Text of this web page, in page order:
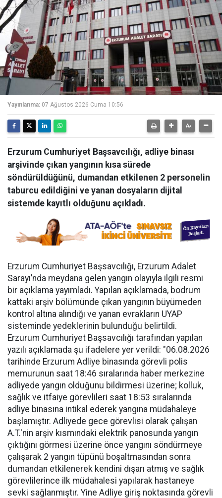
Yayınlanma: 07 Ağustos 2026 Cuma 10:56
Erzurum Cumhuriyet Başsavcılığı, adliye binası
arşivinde çıkan yangının kısa sürede
söndürüldüğünü, dumandan etkilenen 2 personelin
taburcu edildiğini ve yanan dosyaların dijital
sistemde kayıtlı olduğunu açıkladı.
Erzurum Cumhuriyet Başsavcılığı, Erzurum Adalet
Sarayı’nda meydana gelen yangın olayıyla ilgili resmi
bir açıklama yayımladı. Yapılan açıklamada, bodrum
kattaki arşiv bölümünde çıkan yangının büyümeden
kontrol altına alındığı ve yanan evrakların UYAP
sisteminde yedeklerinin bulunduğu belirtildi.
Erzurum Cumhuriyet Başsavcılığı tarafından yapılan
yazılı açıklamada şu ifadelere yer verildi: "06.08.2026
tarihinde Erzurum Adliye binasında görevli polis
memurunun saat 18:46 sıralarında haber merkezine
adliyede yangın olduğunu bildirmesi üzerine; kolluk,
sağlık ve itfaiye görevlileri saat 18:53 sıralarında
adliye binasına intikal ederek yangına müdahaleye
başlamıştır. Adliyede gece görevlisi olarak çalışan
A.T.'nin arşiv kısmındaki elektrik panosunda yangın
çıktığını görmesi üzerine önce yangını söndürmeye
çalışarak 2 yangın tüpünü boşaltmasından sonra
dumandan etkilenerek kendini dışarı atmış ve sağlık
görevlilerince ilk müdahalesi yapılarak hastaneye
sevki sağlanmıştır. Yine Adliye giriş noktasında görevli